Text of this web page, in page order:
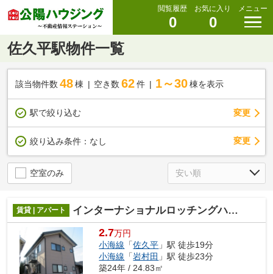
閲覧履歴
0
お気に入り
0
メニュー
佐久平駅物件一覧
該当物件数 48棟 空き数 62 件 1～30 棟を表示
駅で絞り込む 変更
絞り込み条件： なし 変更
空室のみ
賃貸 | アパート インターナショナルロッチングハウス
2.7万円
小海線 「佐久平 」駅 徒歩19分
小海線 「岩村田 」駅 徒歩23分
築24年 / 24.83㎡